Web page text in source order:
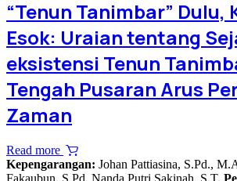
“Tenun Tanimbar” Dulu,
Esok: Uraian tentang
eksistensi Tenun
Tengah Pusaran Arus
Zaman
Read more
Kepengarangan: Johan Pattiasina, S.Pd.,
Fakaubun, S.Pd. Nanda Putri Sakinah, S.T.